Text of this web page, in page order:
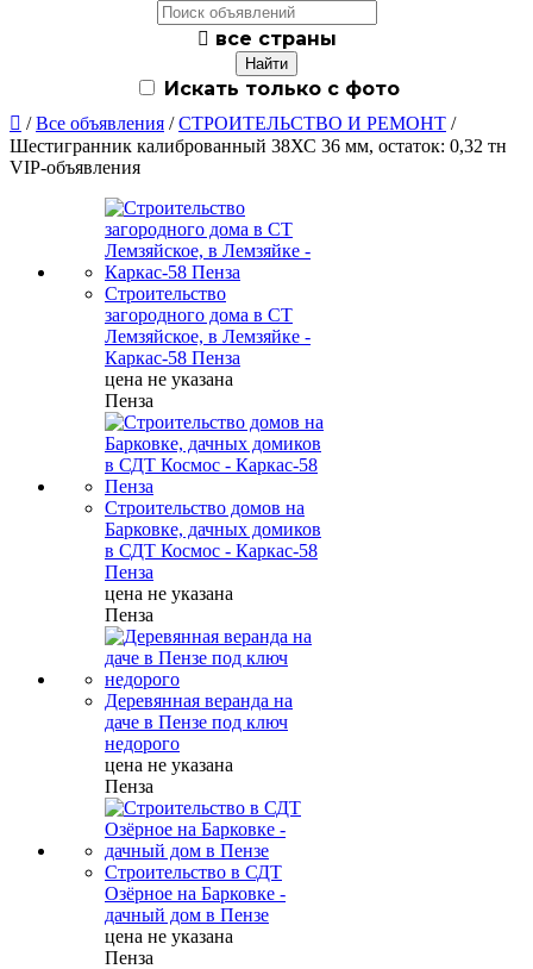
 все страны
Искать только с фото
 /Все объявления /СТРОИТЕЛЬСТВО И РЕМОНТ /
Шестигранник калиброванный 38ХС 36 мм, остаток: 0,32 тн
VIP-объявления
Строительство
загородного дома в СТ
Лемзяйское, в Лемзяйке -
Каркас-58 Пенза
цена не указана
Пенза
Строительство домов на
Барковке, дачных домиков
в СДТ Космос - Каркас-58
Пенза
цена не указана
Пенза
Деревянная веранда на
даче в Пензе под ключ
недорого
цена не указана
Пенза
Строительство в СДТ
Озёрное на Барковке -
дачный дом в Пензе
цена не указана
Пенза